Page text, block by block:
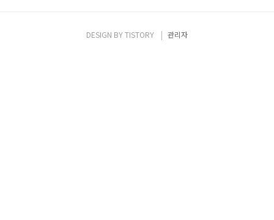
DESIGN BYTISTORY 관리자